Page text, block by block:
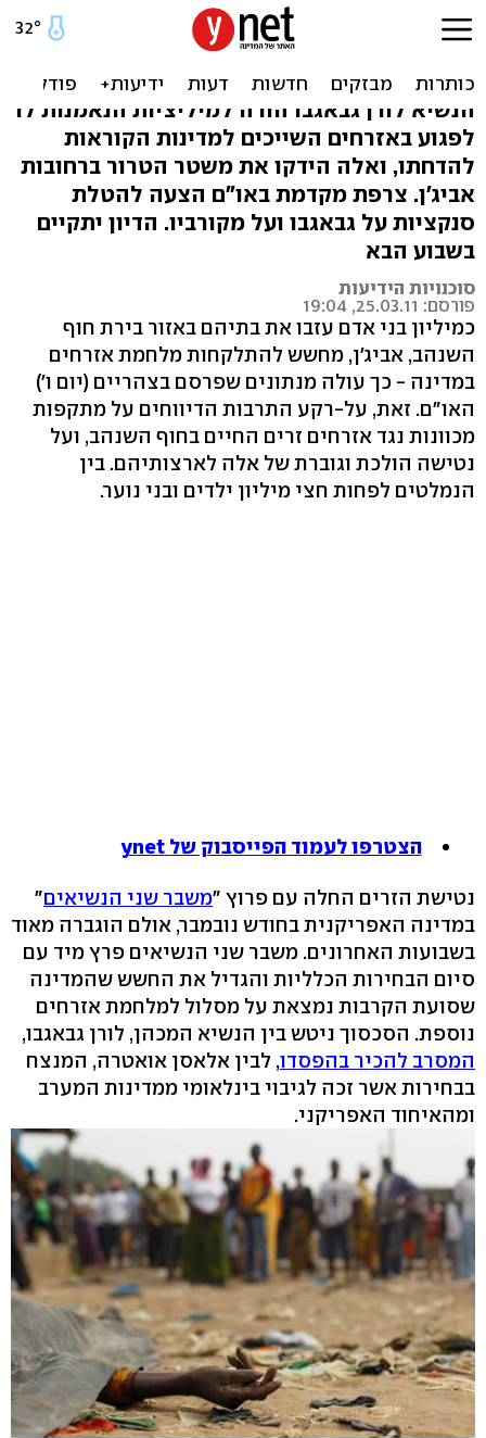
האו"ם: כמיליון נמלטו
מבתיהם בחוף השנהב
הנשיא לורן גבאגבו הורה למיליציות הנאמנות לו
לפגוע באזרחים השייכים למדינות הקוראות
להדחתו, ואלה הידקו את משטר הטרור ברחובות
אביג'ן. צרפת מקדמת באו"ם הצעה להטלת
סנקציות על גבאגבו ועל מקורביו. הדיון יתקיים
בשבוע הבא
סוכנויות הידיעות
פורסם: 25.03.11, 19:04
כמיליון בני אדם עזבו את בתיהם באזור בירת חוף
השנהב, אביג'ן, מחשש להתלקחות מלחמת אזרחים
במדינה - כך עולה מנתונים שפרסם בצהריים (יום ו')
האו"ם. זאת, על-רקע התרבות הדיווחים על מתקפות
מכוונות נגד אזרחים זרים החיים בחוף השנהב, ועל
נטישה הולכת וגוברת של אלה לארצותיהם. בין
הנמלטים לפחות חצי מיליון ילדים ובני נוער.
הצטרפו לעמוד הפייסבוק של ynet
נטישת הזרים החלה עם פרוץ "משבר שני הנשיאים"
במדינה האפריקנית בחודש נובמבר, אולם הוגברה מאוד
בשבועות האחרונים. משבר שני הנשיאים פרץ מיד עם
סיום הבחירות הכלליות והגדיל את החשש שהמדינה
שסועת הקרבות נמצאת על מסלול למלחמת אזרחים
נוספת. הסכסוך ניטש בין הנשיא המכהן, לורן גבאגבו,
המסרב להכיר בהפסדו, לבין אלאסן אואטרה, המנצח
בבחירות אשר זכה לגיבוי בינלאומי ממדינות המערב
ומהאיחוד האפריקני.